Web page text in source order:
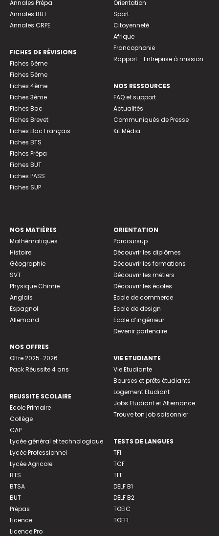
Annales Prépa
Annales BUT
Annales CRPE
FICHES DE RÉVISIONS
Fiches 6ème
Fiches 5ème
Fiches 4ème
Fiches 3ème
Fiches Bac
Fiches Brevet
Fiches Bac Français
Fiches BTS
Fiches Prépa
Fiches BUT
Fiches PASS
Fiches SUP
Orientation
Sport
Citoyenneté
Afrique
Francophonie
Rapport - Entreprise à mission
NOS RESSOURCES
FAQ et support
Actualités
Communiqués de Presse
Kit Média
NOS MATIÈRES
Mathématiques
Histoire
Géographie
SVT
Physique Chimie
Anglais
Espagnol
Allemand
NOS OFFRES
Offre 2025-2026
Pack Réussite 4 ans
REUSSITE SCOLAIRE
Ecole Primaire
Collège
CAP
Lycée général et technologique
Lycée Professionnel
Lycée Agricole
BTS
BTSA
BUT
Prépas
Licence
Licence Pro
ORIENTATION
Parcoursup
Découvrir les diplômes
Découvrir les formations
Découvrir les métiers
Découvrir les écoles
Ecole de commerce
Ecole de design
Ecole d’ingénieur
Devenir partenaire
VIE ETUDIANTE
Vie Etudiante
Bourses et prêts étudiants
Logement Etudiant
Jobs Etudiant et Alternance
Trouve ton job saisonnier
TESTS DE LANGUES
TFI
TCF
TEF
DELF B1
DELF B2
TOEIC
TOEFL